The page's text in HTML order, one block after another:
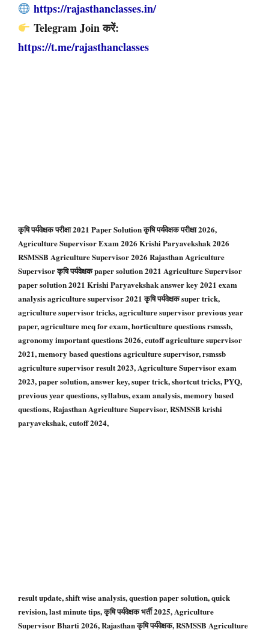
https://rajasthanclasses.in/
Telegram Join करें:
https://t.me/rajasthanclasses
कृषि पर्यवेक्षक परीक्षा 2021 Paper Solution कृषि पर्यवेक्षक परीक्षा 2026,
Agriculture Supervisor Exam 2026 Krishi Paryavekshak 2026
RSMSSB Agriculture Supervisor 2026 Rajasthan Agriculture
Supervisor कृषि पर्यवेक्षक paper solution 2021 Agriculture Supervisor
paper solution 2021 Krishi Paryavekshak answer key 2021 exam
analysis agriculture supervisor 2021 कृषि पर्यवेक्षक super trick,
agriculture supervisor tricks, agriculture supervisor previous year
paper, agriculture mcq for exam, horticulture questions rsmssb,
agronomy important questions 2026, cutoff agriculture supervisor
2021, memory based questions agriculture supervisor, rsmssb
agriculture supervisor result 2023, Agriculture Supervisor exam
2023, paper solution, answer key, super trick, shortcut tricks, PYQ,
previous year questions, syllabus, exam analysis, memory based
questions, Rajasthan Agriculture Supervisor, RSMSSB krishi
paryavekshak, cutoff 2024,
result update, shift wise analysis, question paper solution, quick
revision, last minute tips, कृषि पर्यवेक्षक भर्ती 2025, Agriculture
Supervisor Bharti 2026, Rajasthan कृषि पर्यवेक्षक, RSMSSB Agriculture